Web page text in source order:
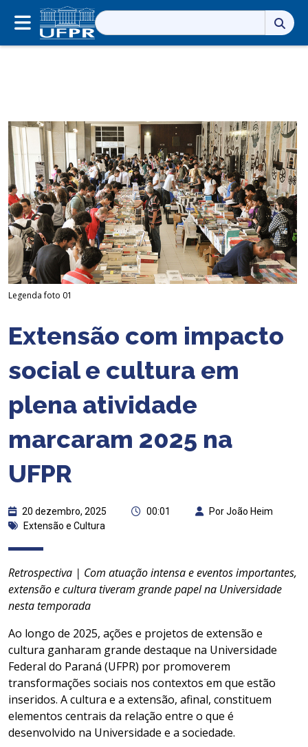
Pesquisar
por:
Legenda foto 01
Extensão com impacto
social e cultura em
plena atividade
marcaram 2025 na
UFPR
20 dezembro, 2025 00:01
Por João Heim
Extensão e Cultura
Retrospectiva | Com atuação intensa e eventos importantes,
extensão e cultura tiveram grande papel na Universidade
nesta temporada
Ao longo de 2025, ações e projetos de extensão e
cultura ganharam grande destaque na Universidade
Federal do Paraná (UFPR) por promoverem
transformações sociais nos contextos em que estão
inseridos. A cultura e a extensão, afinal, constituem
elementos centrais da relação entre o que é
desenvolvido na Universidade e a sociedade.